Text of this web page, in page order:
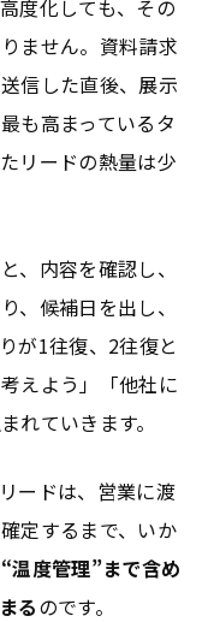
度化しても、その
ません。資料請求
信した直後、展示
も高まっているタ
リードの熱量は少
、内容を確認し、
、候補日を出し、
が1往復、2往復と
えよう」「他社に
れていきます。
ードは、営業に渡
定するまで、いか
温度管理”まで含め
るのです。